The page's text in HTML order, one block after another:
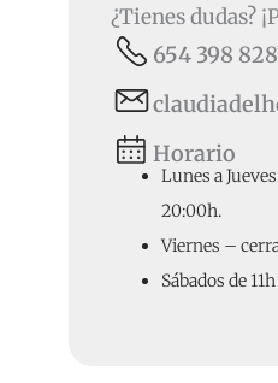
¿Tienes dudas?
654 398 828
Horario
Lunes a
20:00h.
Viernes –
Sábados de